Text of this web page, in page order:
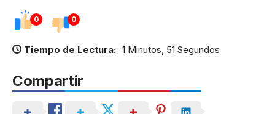
0 0
Tiempo de Lectura: 1 Minutos, 51 Segundos
Compartir